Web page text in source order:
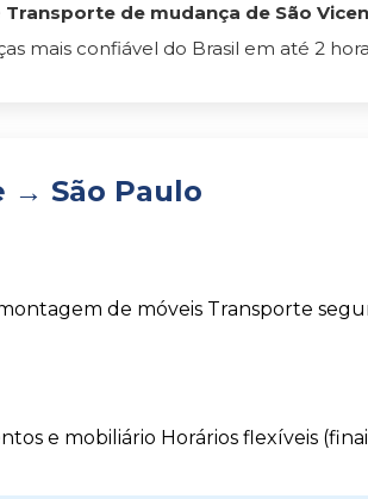
Transporte de mudança de São
mais confiável do Brasil em até 2
→ São Paulo
de móveis Transporte
e mobiliário Horários flexíveis